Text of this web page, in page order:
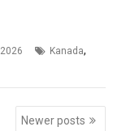
Kanada,
Newer posts